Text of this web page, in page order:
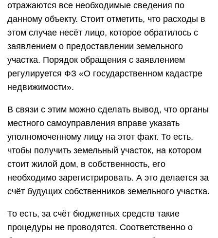
отражаются все необходимые сведения по
данному объекту. Стоит отметить, что расходы в
этом случае несёт лицо, которое обратилось с
заявлением о предоставлении земельного
участка. Порядок обращения с заявлением
регулируется ФЗ «О государственном кадастре
недвижимости».
В связи с этим можно сделать вывод, что органы
местного самоуправления вправе указать
уполномоченному лицу на этот факт. То есть,
чтобы получить земельный участок, на котором
стоит жилой дом, в собственность, его
необходимо зарегистрировать. А это делается за
счёт будущих собственников земельного участка.
То есть, за счёт бюджетных средств такие
процедуры не проводятся. Соответственно о